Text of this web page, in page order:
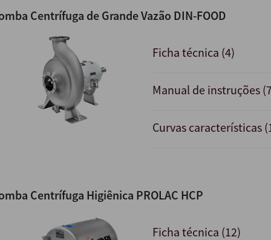
Centrífuga de Grande Vazão DIN-FOOD
Ficha técnica (4)
Manual de instruções
Curvas características
Centrífuga Higiênica PROLAC HCP
Ficha técnica (12)